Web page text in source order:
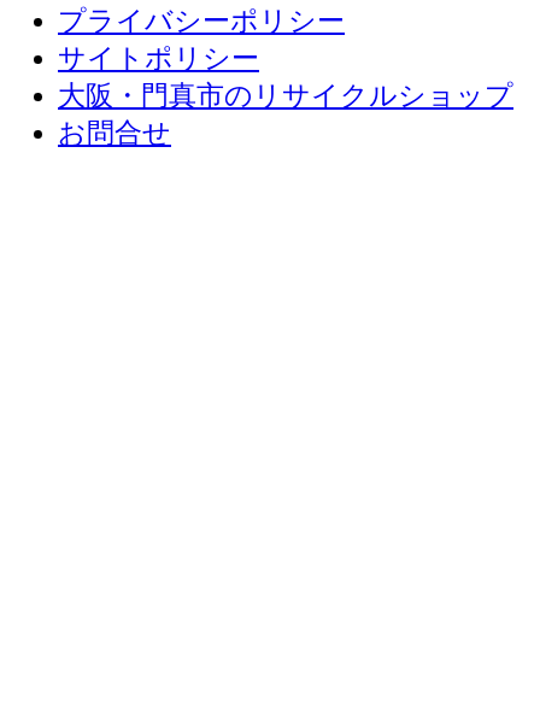
プライバシーポリシー
サイトポリシー
大阪・門真市のリサイクルショップ
お問合せ